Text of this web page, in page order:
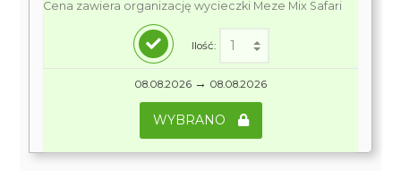
Cena zawiera organizację wycieczki Meze Mix Safari
Ilość:
08.08.2026 → 08.08.2026
WYBRANO